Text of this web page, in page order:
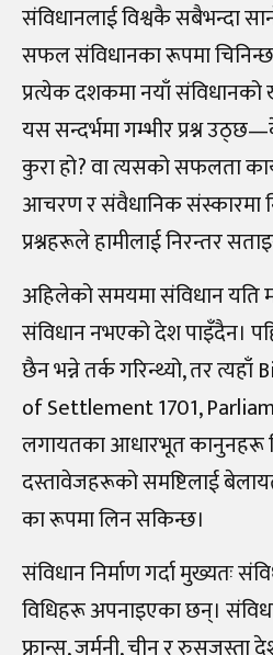
संविधानलाई विश्वकै सबैभन्दा
सफल संविधानका रूपमा
प्रत्येक दशकमा नयाँ
यस सन्दर्भमा गम्भीर प्रश्न
कुरा हो? वा त्यसको सफलता
आचरण र संवैधानिक संस्कारमा
प्रश्नहरूले हामीलाई निरन्तर
अहिलेको समयमा संविधान यति
संविधान नभएको देश पाइँदैन।
छैन भन्ने तर्क गरिन्थ्यो, तर
of Settlement 1701,
लगायतका आधारभूत कानुनहरू
दस्तावेजहरूको समष्टिलाई
का रूपमा लिन सकिन्छ।
संविधान निर्माण गर्दा मुख्यतः
विधिहरू अपनाइएका छन्।